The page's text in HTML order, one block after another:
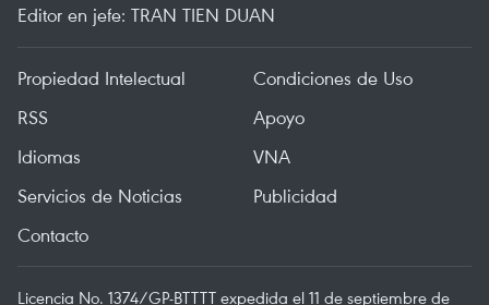
Editor en jefe: TRAN TIEN DUAN
Propiedad Intelectual
Condiciones de Uso
RSS
Apoyo
Idiomas
VNA
Servicios de Noticias
Publicidad
Contacto
Licencia No. 1374/GP-BTTTT expedida el 11 de septiembre de